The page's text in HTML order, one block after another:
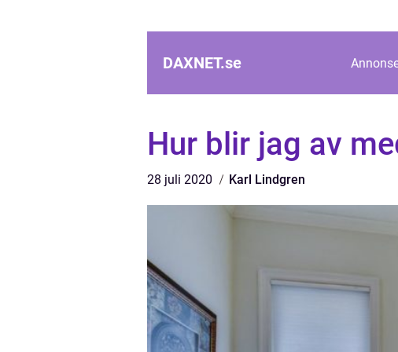
DAXNET.se
Hur blir jag av
28 juli 2020 Karl Lindgren